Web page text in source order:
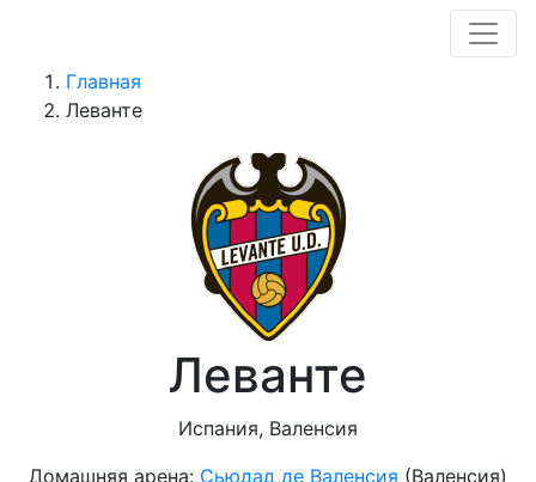
Главная
Леванте
Леванте
Испания, Валенсия
Домашняя арена: Сьюдад де Валенсия (Валенсия)